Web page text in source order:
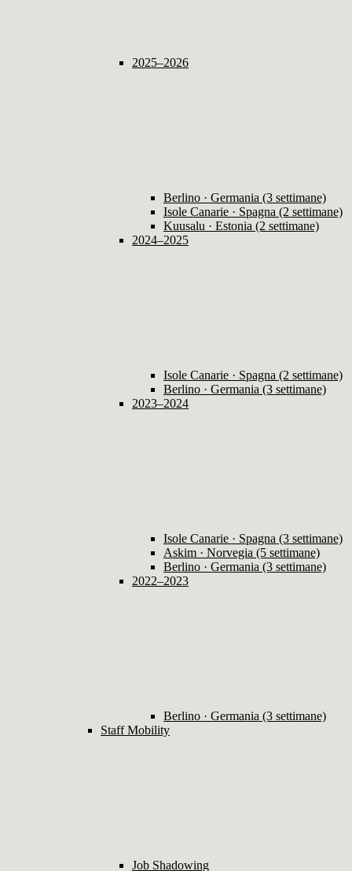
2025–2026
Berlino · Germania (3 settimane)
Isole Canarie · Spagna (2 settimane)
Kuusalu · Estonia (2 settimane)
2024–2025
Isole Canarie · Spagna (2 settimane)
Berlino · Germania (3 settimane)
2023–2024
Isole Canarie · Spagna (3 settimane)
Askim · Norvegia (5 settimane)
Berlino · Germania (3 settimane)
2022–2023
Berlino · Germania (3 settimane)
Staff Mobility
Job Shadowing